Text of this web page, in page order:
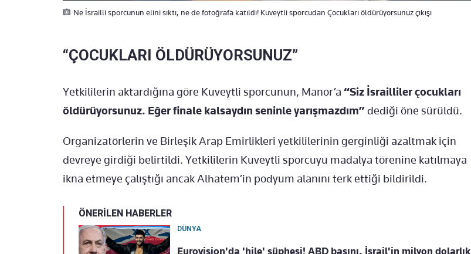
Ne İsrailli sporcunun elini sıktı, ne de fotoğrafa katıldı! Kuveytli sporcudan Çocukları öldürüyorsunuz çıkışı
“ÇOCUKLARI ÖLDÜRÜYORSUNUZ”
Yetkililerin aktardığına göre Kuveytli sporcunun, Manor’a “Siz İsrailliler çocukları
öldürüyorsunuz. Eğer finale kalsaydın seninle yarışmazdım”dediği öne sürüldü.
Organizatörlerin ve Birleşik Arap Emirlikleri yetkililerinin gerginliği azaltmak için
devreye girdiği belirtildi. Yetkililerin Kuveytli sporcuyu madalya törenine katılmaya
ikna etmeye çalıştığı ancak Alhatem’in podyum alanını terk ettiği bildirildi.
ÖNERİLEN HABERLER
DÜNYA
Eurovision'da 'hile' şüphesi! ABD basını, İsrail'in milyon dolarlık